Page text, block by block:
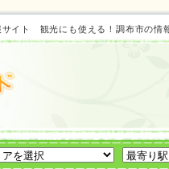
サイト 観光にも使える！調布市の